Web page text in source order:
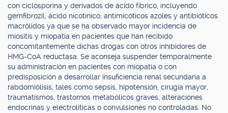
con ciclosporina y derivados de ácido fíbrico, incluyendo
gemfibrozil, ácido nicotínico, antimicóticos azoles y antibióticos
macrólidos ya que se ha observado mayor incidencia de
miositis y miopatía en pacientes que han recibido
concomitantemente dichas drogas con otros inhibidores de
HMG-CoA reductasa. Se aconseja suspender temporalmente
su administración en pacientes con miopatía o con
predisposición a desarrollar insuficiencia renal secundaria a
rabdomiólisis, tales como sepsis, hipotensión, cirugía mayor,
traumatismos, trastornos metabólicos graves, alteraciones
endocrinas y electrolíticas o convulsiones no controladas. No